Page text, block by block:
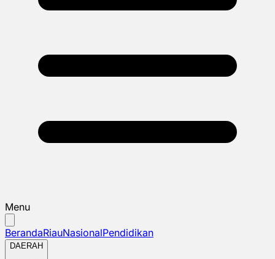
Menu
BerandaRiauNasionalPendidikan
DAERAH